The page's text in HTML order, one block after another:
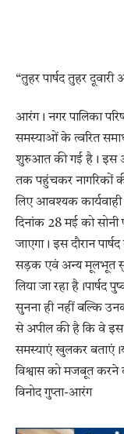
“तुहर पार्षद तुहर दूवारी
आरंग। नगर पालिका
समस्याओं के त्वरित
शुरुआत की गई है। इस
तक पहुंचकर नागरिकों
लिए आवश्यक कार्यवाही
दिनांक 28 मई को सोनी
जाएगा। इस दौरान
सड़क एवं अन्य मूलभूत
लिया जा रहा
सुनना ही नहीं बल्कि
से अपील की है कि वे इस
समस्याएं खुलकर
विश्वास को मजबूत करने
विनोद गुप्ता-आरंग